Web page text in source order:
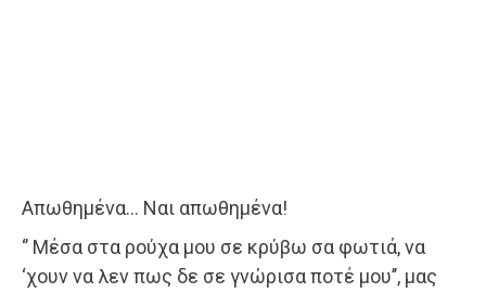
Απωθημένα… Ναι απωθημένα!
‘’ Μέσα στα ρούχα μου σε κρύβω σα φωτιά, να
‘χουν να λεν πως δε σε γνώρισα ποτέ μου’’, μας